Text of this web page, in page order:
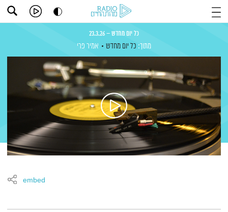
כל יום מחדש – 23.3.26
מתוך: כל יום מחדש אמיר פרי
embed